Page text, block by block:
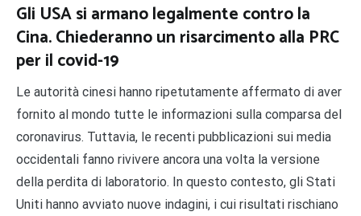
Gli USA si armano legalmente contro la
Cina. Chiederanno un risarcimento alla PRC
per il covid-19
Le autorità cinesi hanno ripetutamente affermato di aver
fornito al mondo tutte le informazioni sulla comparsa del
coronavirus. Tuttavia, le recenti pubblicazioni sui media
occidentali fanno rivivere ancora una volta la versione
della perdita di laboratorio. In questo contesto, gli Stati
Uniti hanno avviato nuove indagini, i cui risultati rischiano